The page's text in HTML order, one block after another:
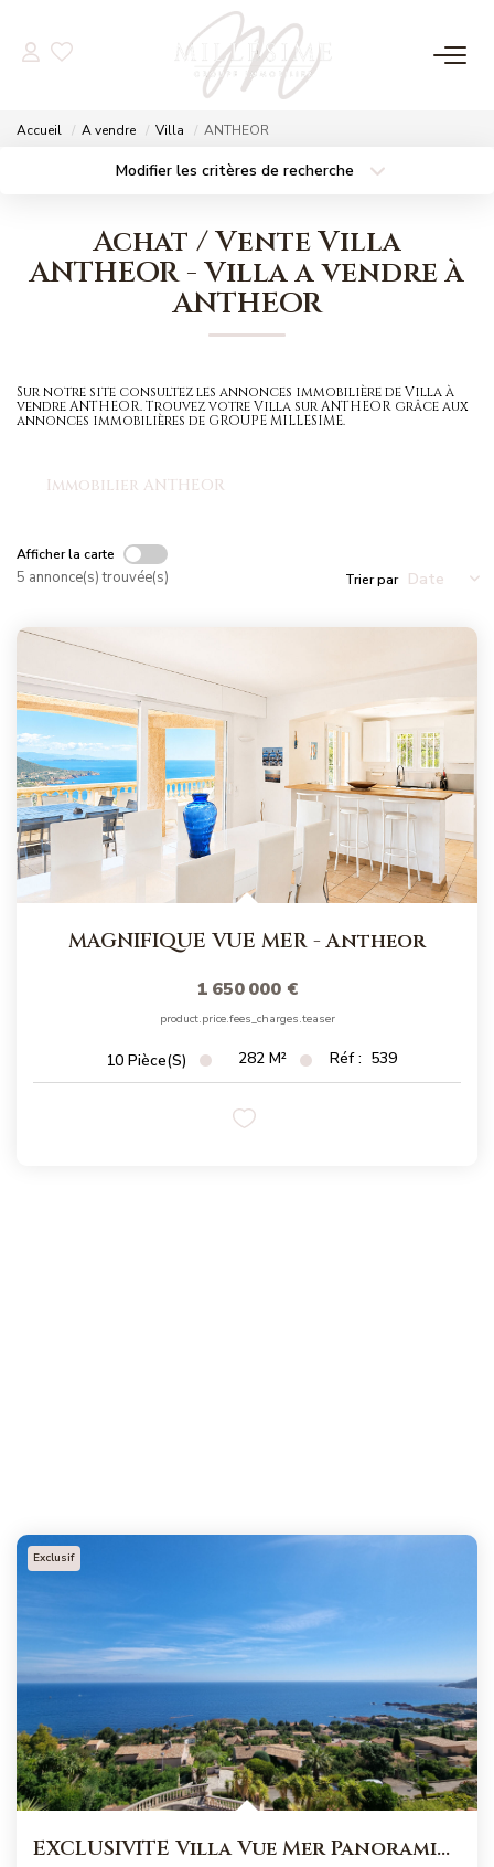
Nos Offres
NOS AGENCES
Nos Agences
Millésimme Immobilier N°1
Millésimme Immobilier N°4
Millésimme Immobilier N°5
Millésimme Immobilier N°6
Millésimme Immobilier N°7
Millésimme Immobilier N°8
Millésimme Immobilier N°9
Millésimme Immobilier N°10
Millésimme Immobilier N°11
CONTACT
Accueil A vendre Villa ANTHEOR
Modifier les critères de recherche
Surface min Budget max
Plus de critères Créer une alerte
Achat / Vente Villa
ANTHEOR - Villa a vendre à
ANTHEOR
Sur notre site consultez les annonces immobilière de Villa à
vendre ANTHEOR. Trouvez votre Villa sur ANTHEOR grâce aux
annonces immobilières de GROUPE MILLESIME.
Immobilier ANTHEOR
Afficher la carte
5 annonce(s) trouvée(s) Trier par
MAGNIFIQUE VUE MER -Antheor
1 650 000 €
product.price.fees_charges.teaser
10 Pièce(s) 282 M² Réf : 539
Exclusif
EXCLUSIVITE Villa Vue Mer Panoramique.